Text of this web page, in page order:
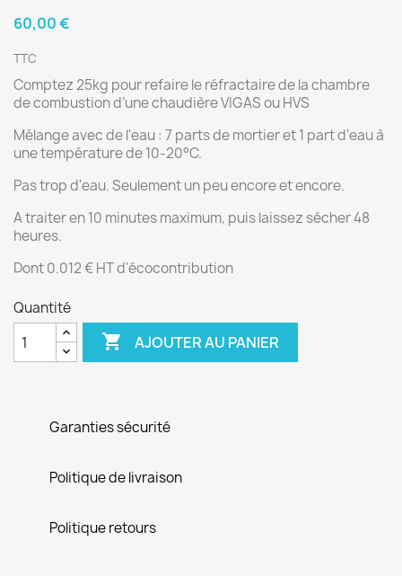
60,00 €
TTC
Comptez 25kg pour refaire le réfractaire de la chambre
de combustion d’une chaudière VIGAS ou HVS
Mélange avec de l'eau : 7 parts de mortier et 1 part d'eau à
une température de 10-20°C.
Pas trop d'eau. Seulement un peu encore et encore.
A traiter en 10 minutes maximum, puis laissez sécher 48
heures.
Dont 0.012 € HT d'écocontribution
Quantité
 AJOUTER AU PANIER
Garanties sécurité
Politique de livraison
Politique retours